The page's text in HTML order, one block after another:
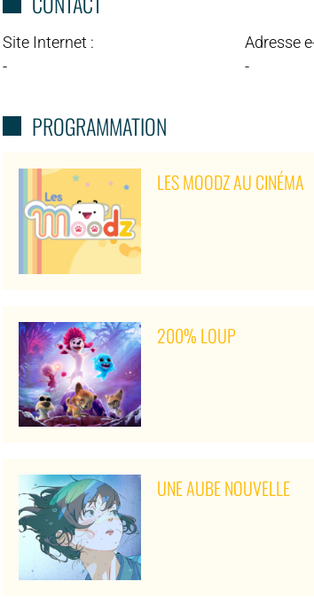
Site Internet :
-
Adresse
-
PROGRAMMATION
LES MOODZ AU CINÉMA
200% LOUP
UNE AUBE NOUVELLE